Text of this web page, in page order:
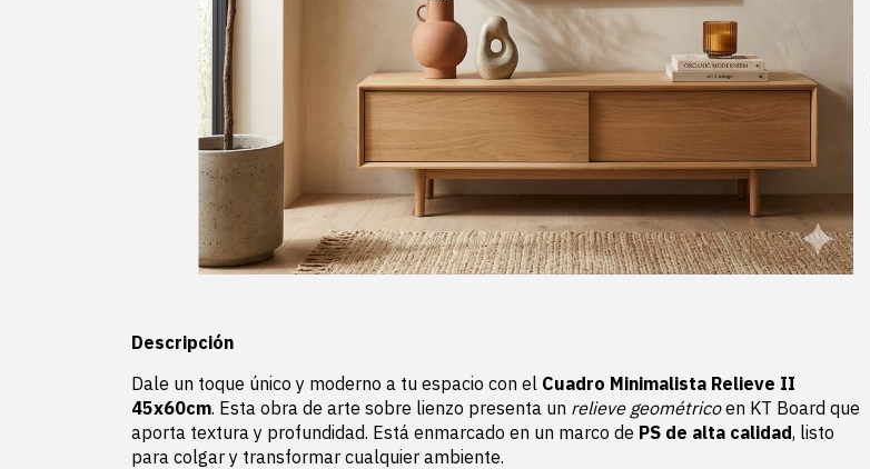
Descripción
Dale un toque único y moderno a tu espacio con el Cuadro Minimalista Relieve II
45x60cm. Esta obra de arte sobre lienzo presenta un relieve geométricoen KT Board que
aporta textura y profundidad. Está enmarcado en un marco de PS de alta calidad, listo
para colgar y transformar cualquier ambiente.